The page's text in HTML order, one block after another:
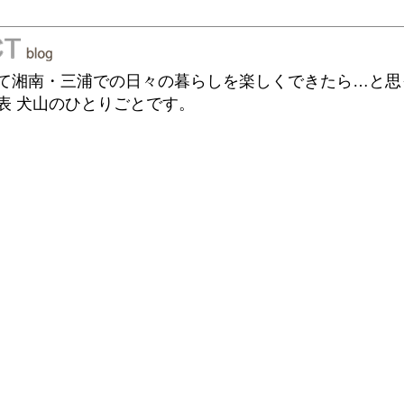
湘南・三浦での日々の暮らしを楽しくできたら…と思
犬山のひとりごとです。